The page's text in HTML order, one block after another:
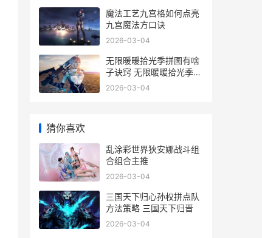
魔法工艺九宫格如何点亮
九宫魔法方口诀
2026-03-04
无限暖暖拾光季拼图有啥
子诀窍 无限暖暖拾光季活
动
2026-03-04
猜你喜欢
乱涂彩世界狄安娜战斗组
合组合主推
2026-03-04
三国天下归心孙权拼点队
方法策略 三国天下归晋
2026-03-04